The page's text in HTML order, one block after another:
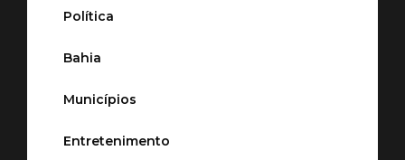
Política
Bahia
Municípios
Entretenimento